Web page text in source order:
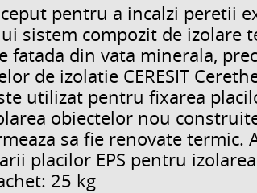
pentru a incalzi peretii
sistem compozit de izolare
fatada din vata minerala,
de izolatie CERESIT
utilizat pentru fixarea
obiectelor nou
sa fie renovate termic.
placilor EPS pentru
25 kg